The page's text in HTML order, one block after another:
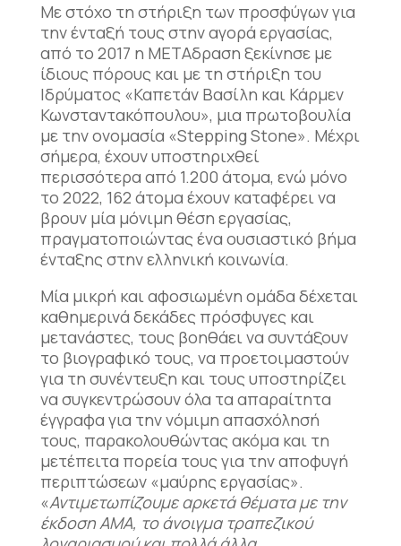
Με στόχο τη στήριξη των προσφύγων για
την ένταξή τους στην αγορά εργασίας,
από το 2017 η ΜΕΤΑδραση ξεκίνησε με
ίδιους πόρους και με τη στήριξη του
Ιδρύματος «Καπετάν Βασίλη και Κάρμεν
Κωνσταντακόπουλου», μια πρωτοβουλία
με την ονομασία «Stepping Stone». Μέχρι
σήμερα, έχουν υποστηριχθεί
περισσότερα από 1.200 άτομα, ενώ μόνο
το 2022, 162 άτομα έχουν καταφέρει να
βρουν μία μόνιμη θέση εργασίας,
πραγματοποιώντας ένα ουσιαστικό βήμα
ένταξης στην ελληνική κοινωνία.
Μία μικρή και αφοσιωμένη ομάδα δέχεται
καθημερινά δεκάδες πρόσφυγες και
μετανάστες, τους βοηθάει να συντάξουν
το βιογραφικό τους, να προετοιμαστούν
για τη συνέντευξη και τους υποστηρίζει
να συγκεντρώσουν όλα τα απαραίτητα
έγγραφα για την νόμιμη απασχόλησή
τους, παρακολουθώντας ακόμα και τη
μετέπειτα πορεία τους για την αποφυγή
περιπτώσεων «μαύρης εργασίας».
«Αντιμετωπίζουμε αρκετά θέματα με την
έκδοση ΑΜΑ, το άνοιγμα τραπεζικού